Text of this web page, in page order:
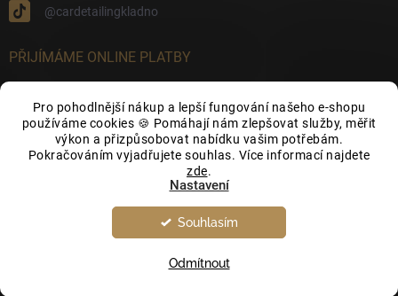
Pro pohodlnější nákup a lepší fungování našeho e-shopu
používáme cookies 🍪 Pomáhají nám zlepšovat služby, měřit
výkon a přizpůsobovat nabídku vašim potřebám.
Pokračováním vyjadřujete souhlas. Více informací najdete
zde.
Nastavení
Odmítnout
Souhlasím
@cardetailingkladno
PŘIJÍMÁME ONLINE PLATBY
FACEBOOK
CarDetailingShop.cz. Všechna práva vyhrazena.